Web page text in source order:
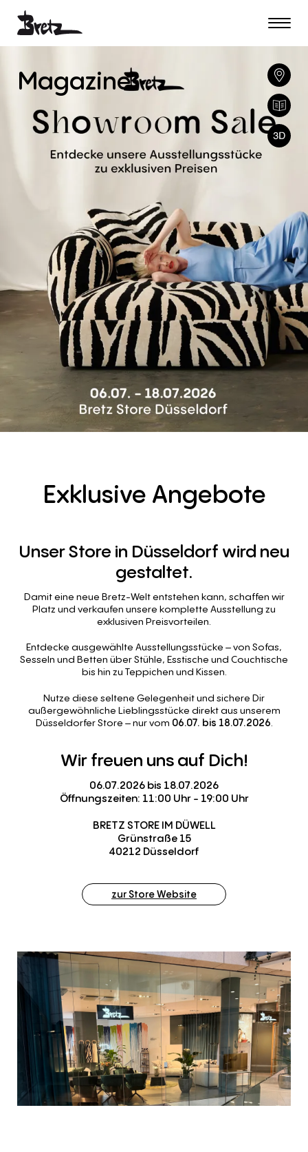
Magazine
Exklusive Angebote
UnserStorein Düsseldorf wird neu
gestaltet.
Damit eine neue Bretz-Welt entstehen kann, schaffen wir
Platz und verkaufen unsere komplette Ausstellung zu
exklusiven Preisvorteilen.
Entdecke ausgewählte Ausstellungsstücke – von Sofas,
Sesseln und Betten über Stühle, Esstische und Couchtische
bis hin zu Teppichen und Kissen.
Nutze diese seltene Gelegenheit und sichere Dir
außergewöhnliche Lieblingsstücke direkt aus unserem
Düsseldorfer Store – nur vom 06.07. bis 18.07.2026.
Wirfreuen unsauf Dich!
06.07.2026 bis 18.07.2026
Öffnungszeiten: 11:00 Uhr - 19:00 Uhr
BRETZ STORE IM DÜWELL
Grünstraße 15
40212 Düsseldorf
zur Store Website